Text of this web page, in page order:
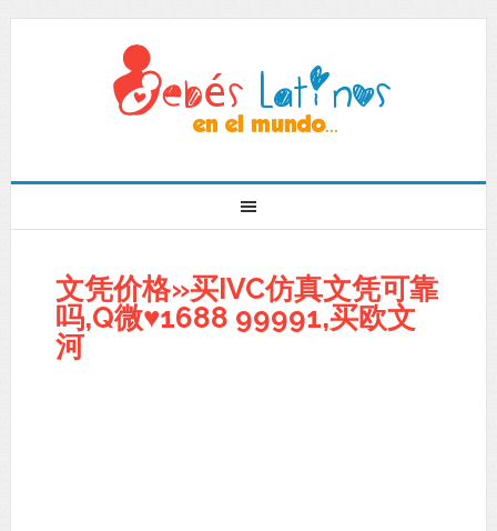
文凭价格»买IVC仿真文凭可靠
吗,Q微♥1688 99991,买欧文
河